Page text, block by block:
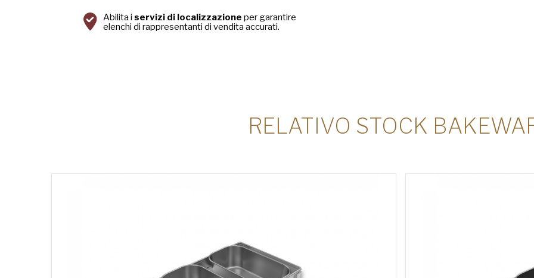
Abilita iservizi di localizzazione per garantire
elenchi di rappresentanti di vendita accurati.
RELATIVO STOCK